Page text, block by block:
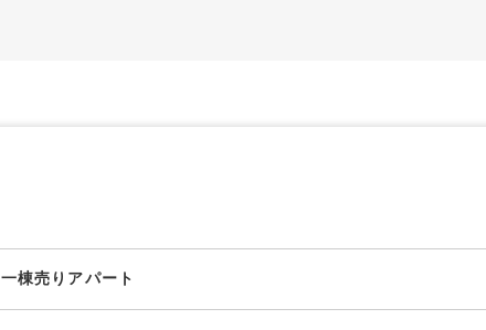
一棟売りアパート